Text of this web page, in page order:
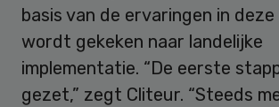
basis van de ervaringen in deze
wordt gekeken naar landelijke
implementatie. “De eerste
gezet,” zegt Cliteur. “Steeds